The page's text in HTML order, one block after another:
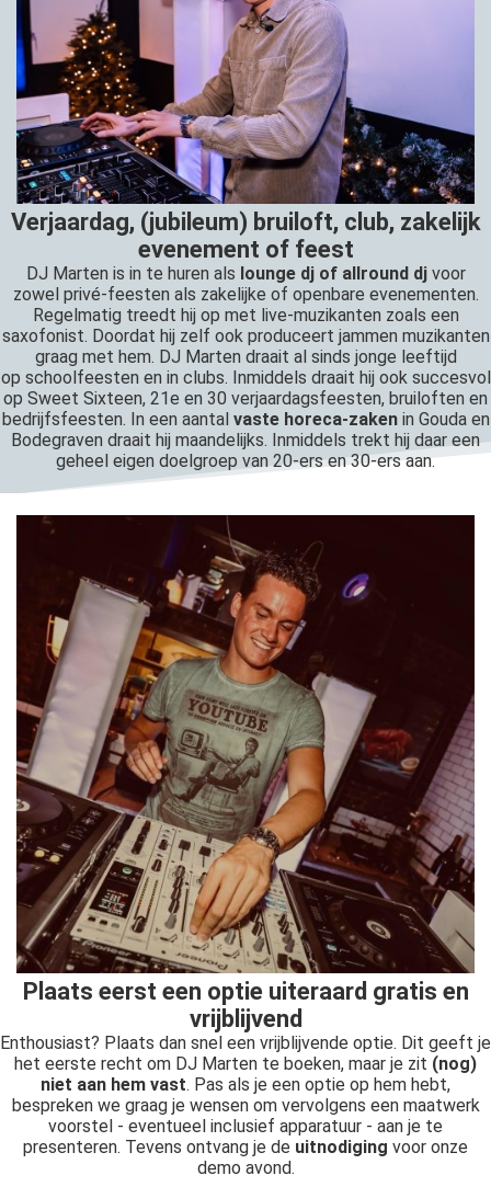
Verjaardag, (jubileum) bruiloft, club, zakelijk
evenement of feest
DJ Marten is in te huren als lounge dj of allround djvoor
zowel privé-feesten als zakelijke of openbare evenementen.
Regelmatig treedt hij op met live-muzikanten zoals een
saxofonist. Doordat hij zelf ook produceert jammen muzikanten
graag met hem. DJ Marten draait al sinds jonge leeftijd
op schoolfeesten en in clubs. Inmiddels draait hij ook succesvol
op Sweet Sixteen, 21e en 30 verjaardagsfeesten, bruiloften en
bedrijfsfeesten. In een aantal vaste horeca-zakenin Gouda en
Bodegraven draait hij maandelijks. Inmiddels trekt hij daar een
geheel eigen doelgroep van 20-ers en 30-ers aan.
Plaats eerst een optie uiteraard gratis en
vrijblijvend
Enthousiast? Plaats dan snel een vrijblijvende optie. Dit geeft je
het eerste recht om DJ Marten te boeken, maar je zit (nog)
niet aan hem vast. Pas als je een optie op hem hebt,
bespreken we graag je wensen om vervolgens een maatwerk
voorstel - eventueel inclusief apparatuur - aan je te
presenteren. Tevens ontvang je de uitnodiging voor onze
demo avond.